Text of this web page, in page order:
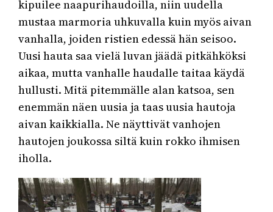
kipuilee naapurihaudoilla, niin uudella
mustaa marmoria uhkuvalla kuin myös aivan
vanhalla, joiden ristien edessä hän seisoo.
Uusi hauta saa vielä luvan jäädä pitkähköksi
aikaa, mutta vanhalle haudalle taitaa käydä
hullusti. Mitä pitemmälle alan katsoa, sen
enemmän näen uusia ja taas uusia hautoja
aivan kaikkialla. Ne näyttivät vanhojen
hautojen joukossa siltä kuin rokko ihmisen
iholla.